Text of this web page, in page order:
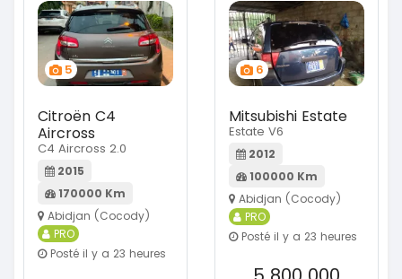
5
Citroën C4
Aircross
C4 Aircross 2.0
2015
170000 Km
Abidjan (Cocody)
PRO
Posté il y a 23 heures
6
Mitsubishi Estate
Estate V6
2012
100000 Km
Abidjan (Cocody)
PRO
Posté il y a 23 heures